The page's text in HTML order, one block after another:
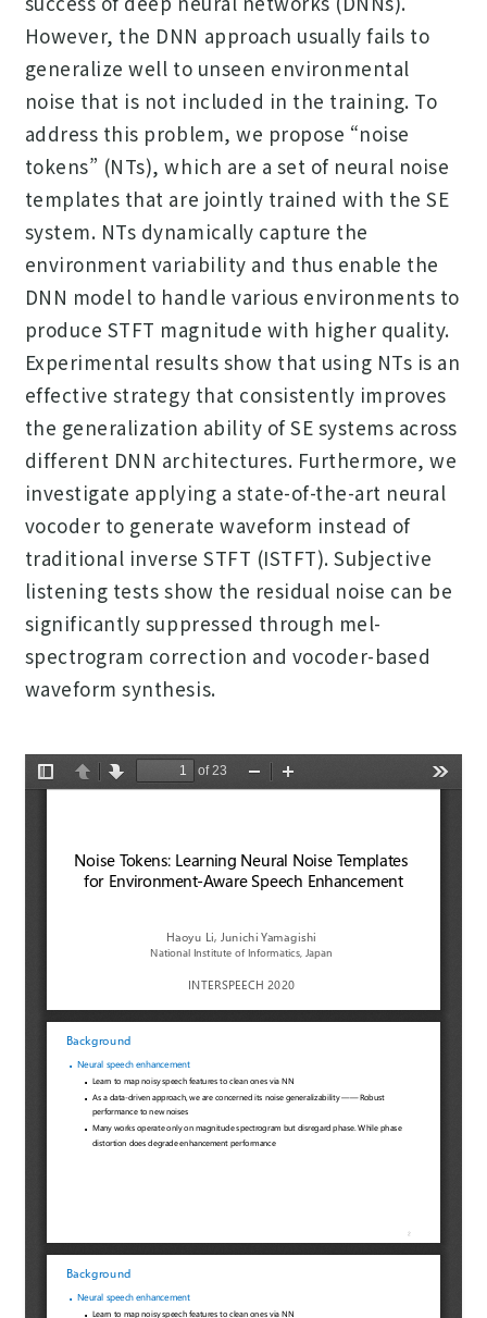
However, the DNN approach usually fails to
generalize well to unseen environmental
noise that is not included in the training. To
address this problem, we propose “noise
tokens” (NTs), which are a set of neural noise
templates that are jointly trained with the SE
system. NTs dynamically capture the
environment variability and thus enable the
DNN model to handle various environments to
produce STFT magnitude with higher quality.
Experimental results show that using NTs is an
effective strategy that consistently improves
the generalization ability of SE systems across
different DNN architectures. Furthermore, we
investigate applying a state-of-the-art neural
vocoder to generate waveform instead of
traditional inverse STFT (ISTFT). Subjective
listening tests show the residual noise can be
significantly suppressed through mel-
spectrogram correction and vocoder-based
waveform synthesis.